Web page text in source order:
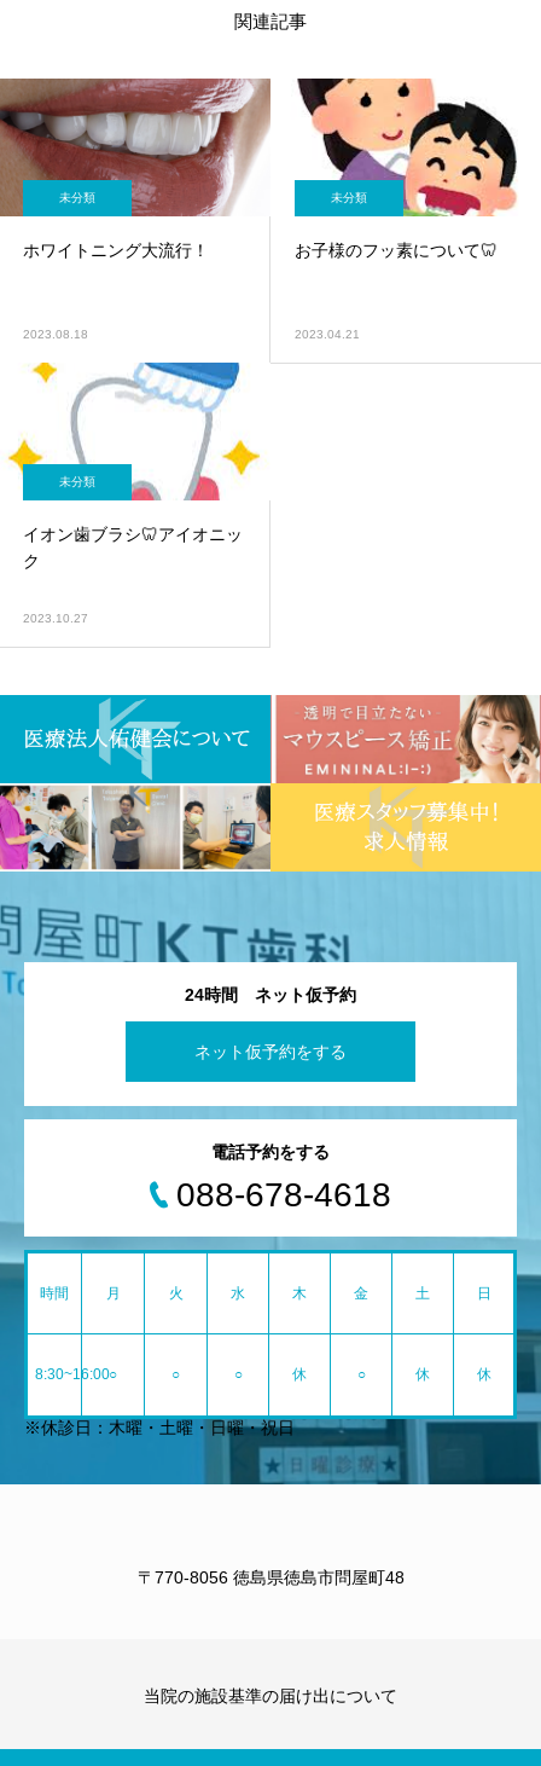
関連記事
未分類
ホワイトニング大流行！
2023.08.18
未分類
お子様のフッ素について🦷
2023.04.21
未分類
イオン歯ブラシ🦷アイオニッ
ク
2023.10.27
24時間 ネット仮予約
ネット仮予約をする
電話予約をする
088-678-4618
時間 月 火 水 木 金 土 日
8:30~16:00○ ○ ○ 休 ○ 休 休
※休診日：木曜・土曜・日曜・祝日
〒770-8056 徳島県徳島市問屋町48
当院の施設基準の届け出について